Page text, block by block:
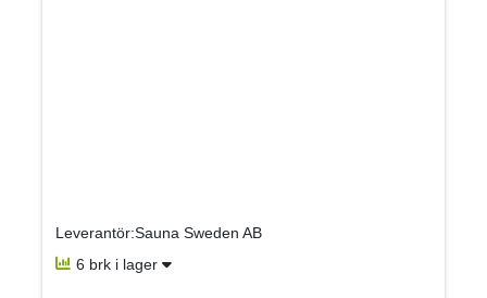
Leverantör:Sauna Sweden AB
6 brk i lager